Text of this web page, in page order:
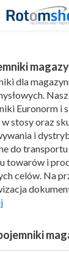
dla
Euronorm i
w stosy oraz
i
do
towarów i
celów. Na